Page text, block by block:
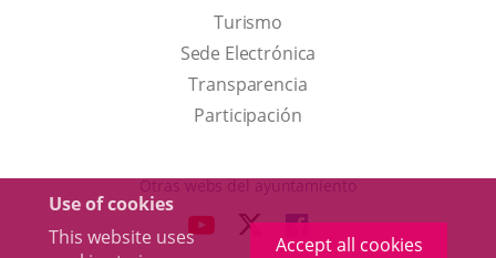
Use of cookies
This website uses
Accept all cookies
TurismoThis
link
will
open
a
up
Sede Electrónica
Transparencia
Participación
Otras webs del ayuntamiento
LINK LINK
TO
LINK
TO